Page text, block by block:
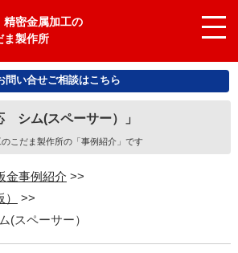
精密金属加工の
ま製作所
問い合せご相談はこちら
シム(スペーサー）」
こだま製作所の「事例紹介」です
金事例紹介 >>
>>
スペーサー）